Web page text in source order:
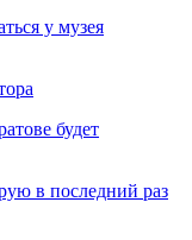
у музея
будет
в последний раз